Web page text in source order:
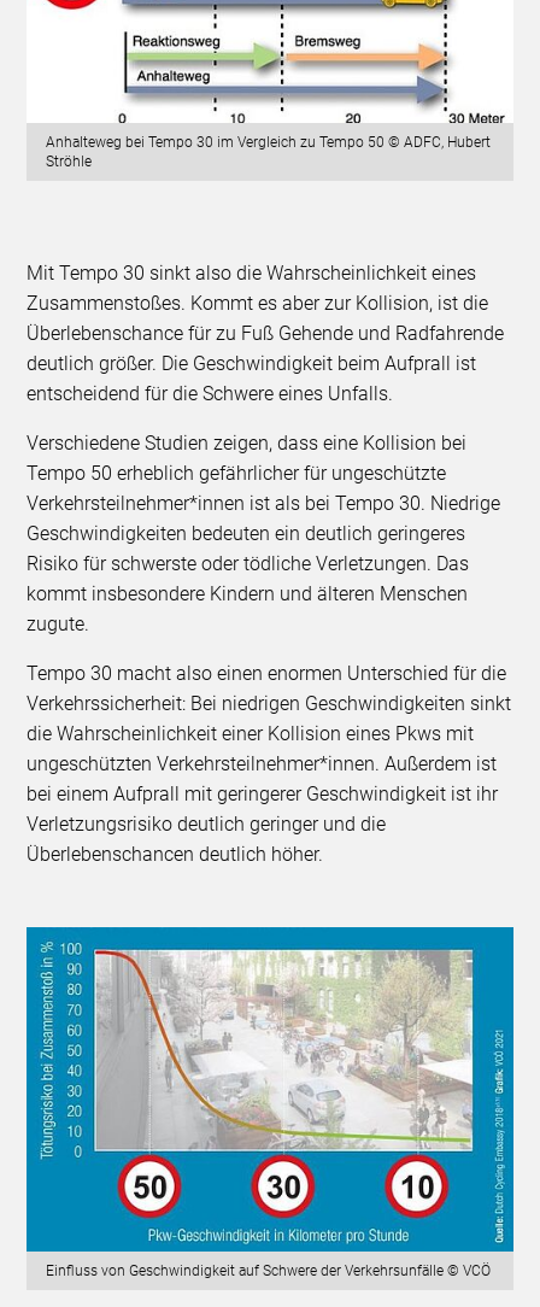
Anhalteweg bei Tempo 30 im Vergleich zu Tempo 50 © ADFC, Hubert
Ströhle
Mit Tempo 30 sinkt also die Wahrscheinlichkeit eines
Zusammenstoßes. Kommt es aber zur Kollision, ist die
Überlebenschance für zu Fuß Gehende und Radfahrende
deutlich größer. Die Geschwindigkeit beim Aufprall ist
entscheidend für die Schwere eines Unfalls.
Verschiedene Studien zeigen, dass eine Kollision bei
Tempo 50 erheblich gefährlicher für ungeschützte
Verkehrsteilnehmer*innen ist als bei Tempo 30. Niedrige
Geschwindigkeiten bedeuten ein deutlich geringeres
Risiko für schwerste oder tödliche Verletzungen. Das
kommt insbesondere Kindern und älteren Menschen
zugute.
Tempo 30 macht also einen enormen Unterschied für die
Verkehrssicherheit: Bei niedrigen Geschwindigkeiten sinkt
die Wahrscheinlichkeit einer Kollision eines Pkws mit
ungeschützten Verkehrsteilnehmer*innen. Außerdem ist
bei einem Aufprall mit geringerer Geschwindigkeit ist ihr
Verletzungsrisiko deutlich geringer und die
Überlebenschancen deutlich höher.
Einfluss von Geschwindigkeit auf Schwere der Verkehrsunfälle © VCÖ